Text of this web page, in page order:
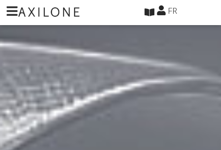
FR
Panneau de gestion des cookies